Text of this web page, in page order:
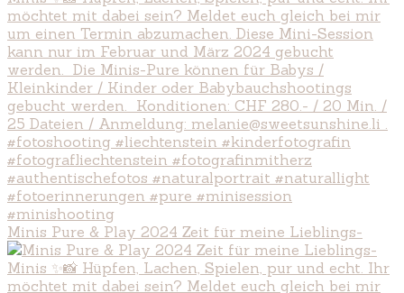
Minis Pure & Play 2024 Zeit für meine Lieblings-